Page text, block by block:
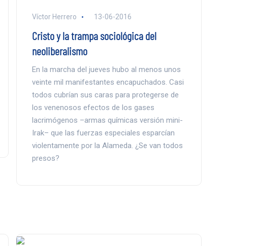
Víctor Herrero 13-06-2016
Cristo y la trampa sociológica del
neoliberalismo
En la marcha del jueves hubo al menos unos
veinte mil manifestantes encapuchados. Casi
todos cubrían sus caras para protegerse de
los venenosos efectos de los gases
lacrimógenos –armas químicas versión mini-
Irak– que las fuerzas especiales esparcían
violentamente por la Alameda. ¿Se van todos
presos?